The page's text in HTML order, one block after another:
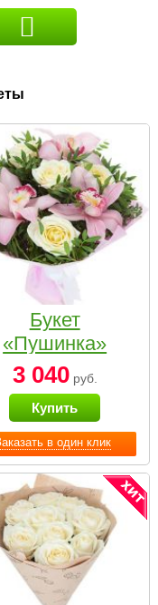
в один клик
Букет
«Пушинка»
3 040руб.
Купить